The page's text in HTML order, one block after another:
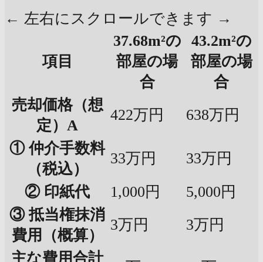
← 左右にスクロールできます →
項目
37.68m²の
部屋の場
合
43.2m²の
部屋の場
合
売却価格（想
定）A
422万円
638万円
① 仲介手数料
（税込）
33万円
33万円
② 印紙代
1,000円
5,000円
③ 抵当権抹消
費用（概算）
3万円
3万円
主な費用合計